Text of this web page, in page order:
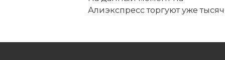
Алиэкспресс торгуют уже